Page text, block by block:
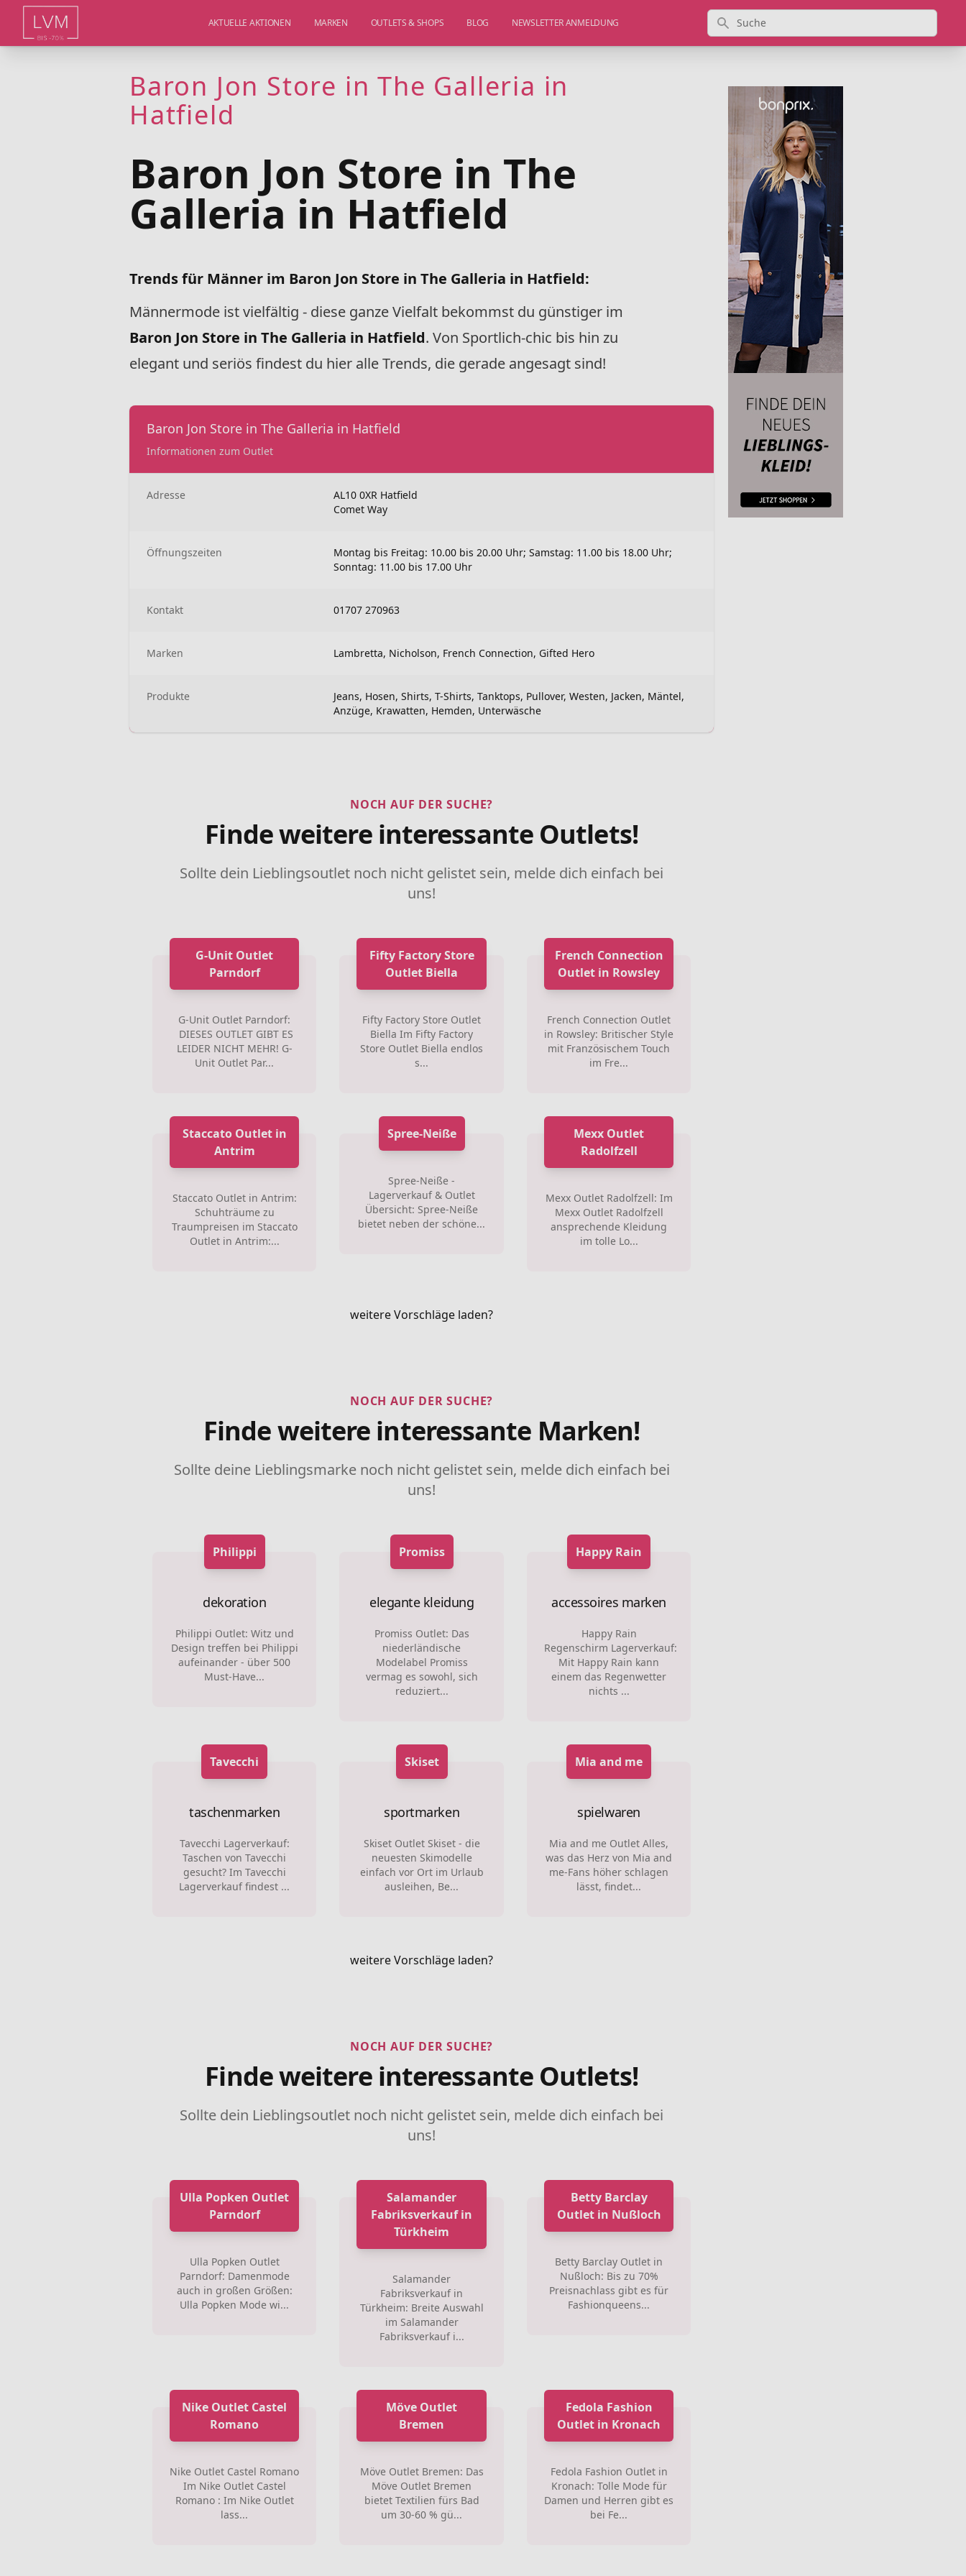
AKTUELLE AKTIONEN MARKEN OUTLETS & SHOPS BLOG NEWSLETTER ANMELDUNG Suche
Baron Jon Store in The Galleria in
Hatfield
Baron Jon Store in The
Galleria in Hatfield
Trends für Männer im Baron Jon Store in The Galleria in Hatfield:
Männermode ist vielfältig - diese ganze Vielfalt bekommst du günstiger im
Baron Jon Store in The Galleria in Hatfield. Von Sportlich-chic bis hin zu
elegant und seriös findest du hier alle Trends, die gerade angesagt sind!
Baron Jon Store in The Galleria in Hatfield
Informationen zum Outlet
Adresse
AL10 0XR Hatfield
Comet Way
Öffnungszeiten
Montag bis Freitag: 10.00 bis 20.00 Uhr; Samstag: 11.00 bis 18.00 Uhr;
Sonntag: 11.00 bis 17.00 Uhr
Kontakt 01707 270963
Marken Lambretta, Nicholson, French Connection, Gifted Hero
Produkte
Jeans, Hosen, Shirts, T-Shirts, Tanktops, Pullover, Westen, Jacken, Mäntel,
Anzüge, Krawatten, Hemden, Unterwäsche
NOCH AUF DER SUCHE?
Finde weitere interessante Outlets!
Sollte dein Lieblingsoutlet noch nicht gelistet sein, melde dich einfach bei
uns!
G-Unit Outlet
Parndorf
G-Unit Outlet Parndorf:
DIESES OUTLET GIBT ES
LEIDER NICHT MEHR! G-
Unit Outlet Par...
Fifty Factory Store
Outlet Biella
Fifty Factory Store Outlet
Biella Im Fifty Factory
Store Outlet Biella endlos
s...
French Connection
Outlet in Rowsley
French Connection Outlet
in Rowsley: Britischer Style
mit Französischem Touch
im Fre...
Staccato Outlet in
Antrim
Staccato Outlet in Antrim:
Schuhträume zu
Traumpreisen im Staccato
Outlet in Antrim:...
Spree-Neiße
Spree-Neiße -
Lagerverkauf & Outlet
Übersicht: Spree-Neiße
bietet neben der schöne...
Mexx Outlet
Radolfzell
Mexx Outlet Radolfzell: Im
Mexx Outlet Radolfzell
ansprechende Kleidung
im tolle Lo...
weitere Vorschläge laden?
NOCH AUF DER SUCHE?
Finde weitere interessante Marken!
Sollte deine Lieblingsmarke noch nicht gelistet sein, melde dich einfach bei
uns!
Philippi
dekoration
Philippi Outlet: Witz und
Design treffen bei Philippi
aufeinander - über 500
Must-Have...
Promiss
elegante kleidung
Promiss Outlet: Das
niederländische
Modelabel Promiss
vermag es sowohl, sich
reduziert...
Happy Rain
accessoires marken
Happy Rain
Regenschirm Lagerverkauf:
Mit Happy Rain kann
einem das Regenwetter
nichts ...
Tavecchi
taschenmarken
Tavecchi Lagerverkauf:
Taschen von Tavecchi
gesucht? Im Tavecchi
Lagerverkauf findest ...
Skiset
sportmarken
Skiset Outlet Skiset - die
neuesten Skimodelle
einfach vor Ort im Urlaub
ausleihen, Be...
Mia and me
spielwaren
Mia and me Outlet Alles,
was das Herz von Mia and
me-Fans höher schlagen
lässt, findet...
weitere Vorschläge laden?
NOCH AUF DER SUCHE?
Finde weitere interessante Outlets!
Sollte dein Lieblingsoutlet noch nicht gelistet sein, melde dich einfach bei
uns!
Ulla Popken Outlet
Parndorf
Ulla Popken Outlet
Parndorf: Damenmode
auch in großen Größen:
Ulla Popken Mode wi...
Salamander
Fabriksverkauf in
Türkheim
Salamander
Fabriksverkauf in
Türkheim: Breite Auswahl
im Salamander
Fabriksverkauf i...
Betty Barclay
Outlet in Nußloch
Betty Barclay Outlet in
Nußloch: Bis zu 70%
Preisnachlass gibt es für
Fashionqueens...
Nike Outlet Castel
Romano
Nike Outlet Castel Romano
Im Nike Outlet Castel
Romano : Im Nike Outlet
lass...
Möve Outlet
Bremen
Möve Outlet Bremen: Das
Möve Outlet Bremen
bietet Textilien fürs Bad
um 30-60 % gü...
Fedola Fashion
Outlet in Kronach
Fedola Fashion Outlet in
Kronach: Tolle Mode für
Damen und Herren gibt es
bei Fe...